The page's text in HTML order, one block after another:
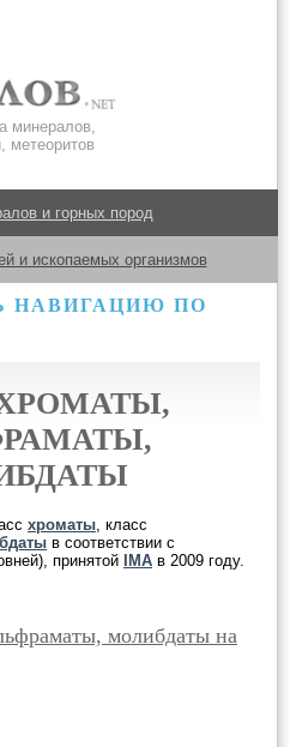
минералов,
метеоритов
и горных пород
и ископаемых организмов
НАВИГАЦИЮ ПО
хроматы, класс
в соответствии с
принятой IMA в 2009 году.
молибдаты на